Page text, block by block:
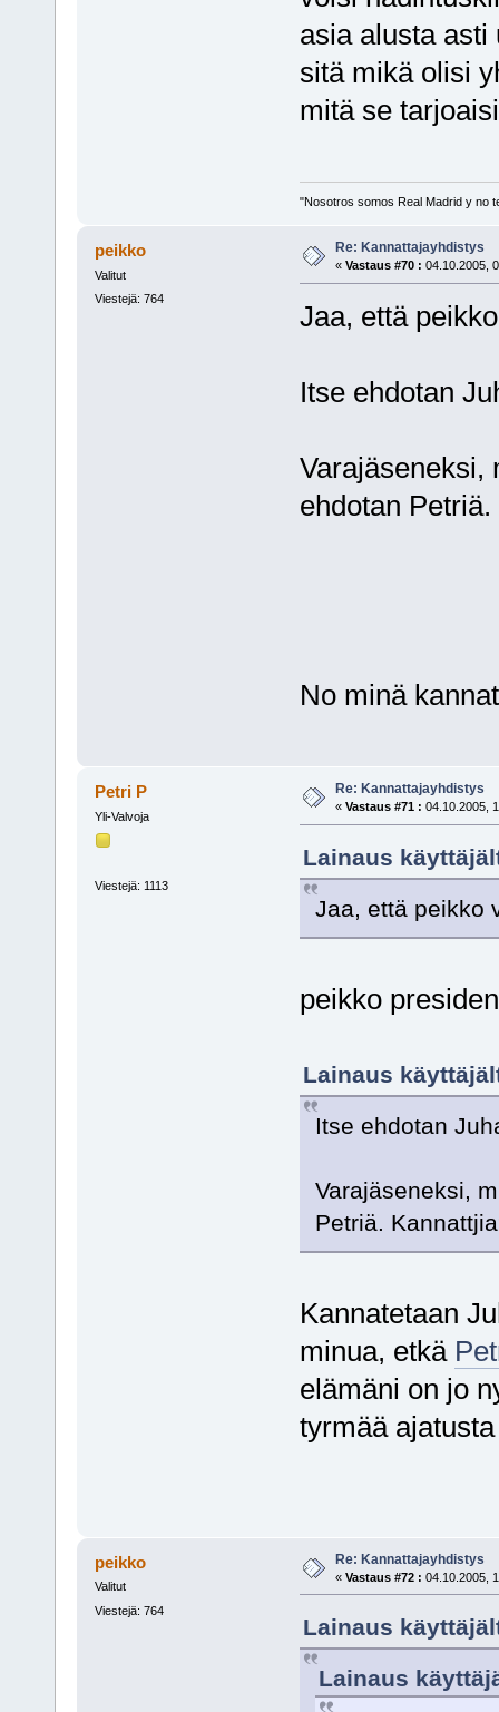
asia alusta
sitä mikä olisi
mitä se
"Nosotros somos Real Madrid y no
peikko
Valitut
Viestejä: 764
Re: Kannattajayhdistys
« Vastaus #70 : 04.10.2005,
Jaa, että
Itse ehdotan
Varajäseneksi,
ehdotan
No minä
Petri P
Yli-Valvoja
Viestejä: 1113
Re: Kannattajayhdistys
« Vastaus #71 : 04.10.2005,
Lainaus
Jaa, että peikko
peikko
Lainaus
Itse ehdotan
Varajäseneksi,
Petriä.
Kannatetaan
minua, etkä
elämäni on jo
tyrmää
peikko
Valitut
Viestejä: 764
Re: Kannattajayhdistys
« Vastaus #72 : 04.10.2005,
Lainaus
Lainaus